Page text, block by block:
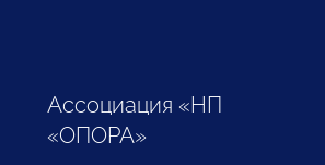
Ассоциация «НП
«ОПОРА»